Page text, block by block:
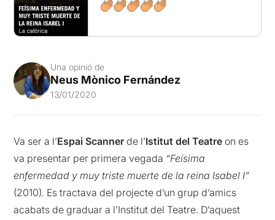
Una opinió de
Neus Mònico Fernández
13/01/2020
Va ser a l’Espai Scanner de l’Istitut del Teatre on es
va presentar per primera vegada “Feísima
enfermedad y muy triste muerte de la reina Isabel I”
(2010). Es tractava del projecte d’un grup d’amics
acabats de graduar a l’Institut del Teatre. D’aquest